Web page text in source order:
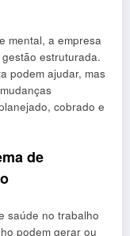
mental, a empresa
estruturada.
podem ajudar, mas
cobrado e
de
saúde no trabalho
podem gerar ou